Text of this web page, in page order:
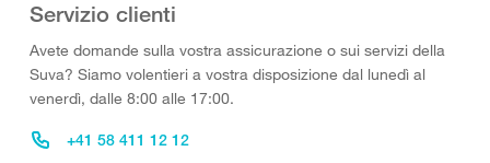
Servizio clienti
Avete domande sulla vostra assicurazione o sui servizi della
Suva? Siamo volentieri a vostra disposizione dal lunedì al
venerdì, dalle 8:00 alle 17:00.
+41 58 411 12 12